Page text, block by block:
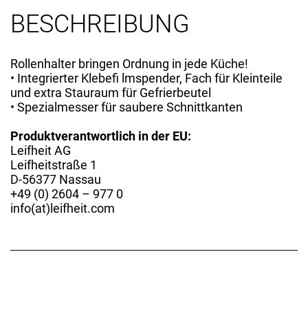
BESCHREIBUNG
Rollenhalter bringen Ordnung in jede Küche!
• Integrierter Klebefi lmspender, Fach für Kleinteile
und extra Stauraum für Gefrierbeutel
• Spezialmesser für saubere Schnittkanten
Produktverantwortlich in der EU:
Leifheit AG
Leifheitstraße 1
D-56377 Nassau
+49 (0) 2604 – 977 0
info(at)leifheit.com